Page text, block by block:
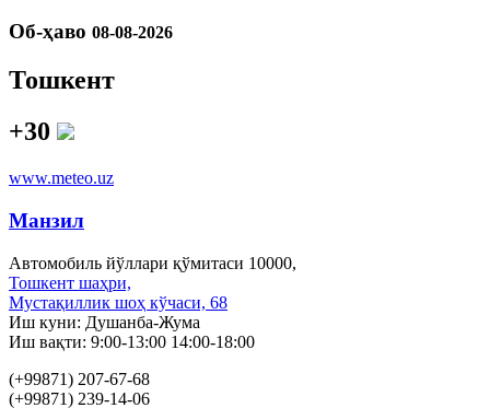
Об-ҳаво 08-08-2026
Тошкент
+30
www.meteo.uz
Манзил
Автомобиль йўллари қўмитаси 10000,
Тошкент шаҳри,
Мустақиллик шоҳ кўчаси, 68
Иш куни: Душанба-Жума
Иш вақти: 9:00-13:00 14:00-18:00
(+99871) 207-67-68
(+99871) 239-14-06